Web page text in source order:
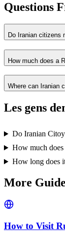
Questions
Do Iranian citizens
How much does a
Where can Iranian
Les gens
Do Iranian
How much
How long does
More
How to Visit